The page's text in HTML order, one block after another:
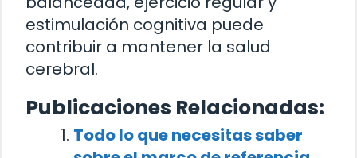
estimulación cognitiva puede
contribuir a mantener la salud
cerebral.
Publicaciones Relacionadas:
Todo lo que necesitas saber